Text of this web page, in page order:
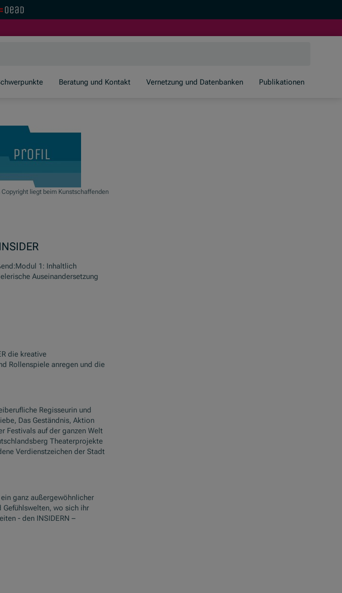
Beratung und Kontakt Vernetzung und Datenbanken Publikationen
liegt beim Kunstschaffenden
1: Inhaltlich
Auseinandersetzung
die kreative
Rollenspiele anregen und die
Regisseurin und
Das Geständnis, Aktion
Festivals auf der ganzen Welt
Theaterprojekte
Verdienstzeichen der Stadt
ganz außergewöhnlicher
Gefühlswelten, wo sich ihr
- den INSIDERN –